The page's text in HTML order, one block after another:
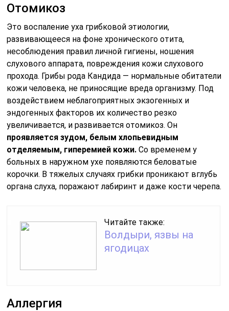
Отомикоз
Это воспаление уха грибковой этиологии,
развивающееся на фоне хронического отита,
несоблюдения правил личной гигиены, ношения
слухового аппарата, повреждения кожи слухового
прохода. Грибы рода Кандида — нормальные обитатели
кожи человека, не приносящие вреда организму. Под
воздействием неблагоприятных экзогенных и
эндогенных факторов их количество резко
увеличивается, и развивается отомикоз. Он
проявляется зудом, белым хлопьевидным
отделяемым, гиперемией кожи. Со временем у
больных в наружном ухе появляются беловатые
корочки. В тяжелых случаях грибки проникают вглубь
органа слуха, поражают лабиринт и даже кости черепа.
Читайте также:
Волдыри, язвы на
ягодицах
Аллергия